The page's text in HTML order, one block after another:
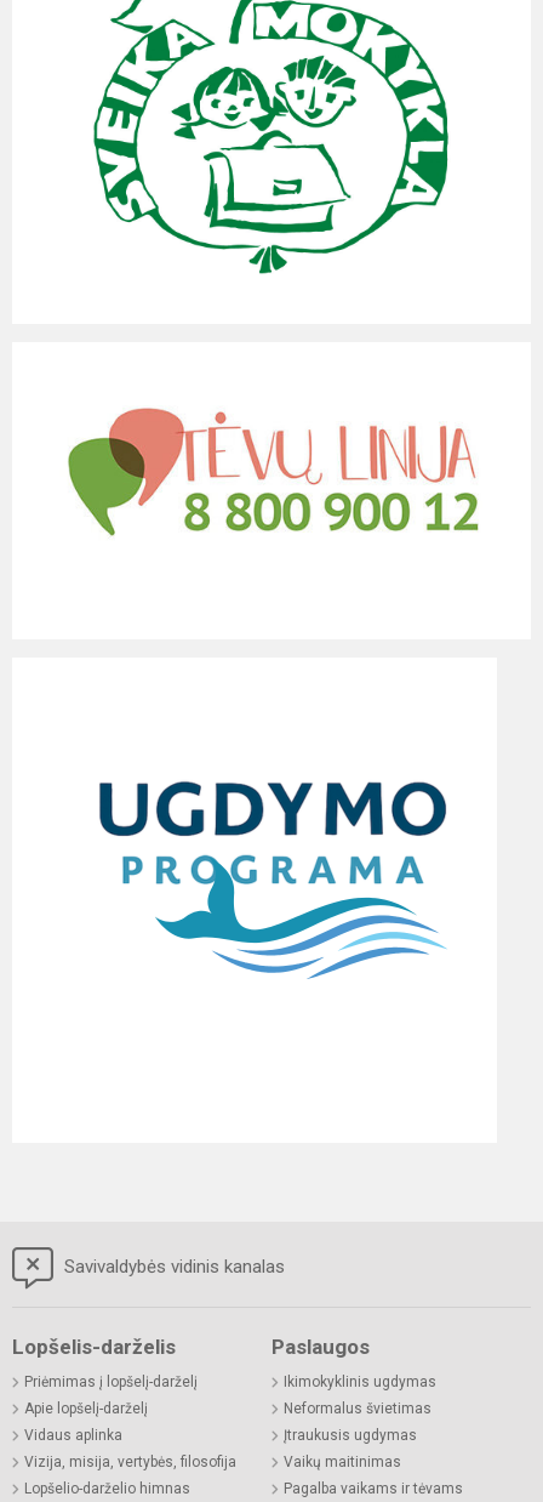
Savivaldybės vidinis kanalas
Lopšelis-darželis
Priėmimas į lopšelį-darželį
Apie lopšelį-darželį
Vidaus aplinka
Vizija, misija, vertybės, filosofija
Lopšelio-darželio himnas
Paslaugos
Ikimokyklinis ugdymas
Neformalus švietimas
Įtraukusis ugdymas
Vaikų maitinimas
Pagalba vaikams ir tėvams